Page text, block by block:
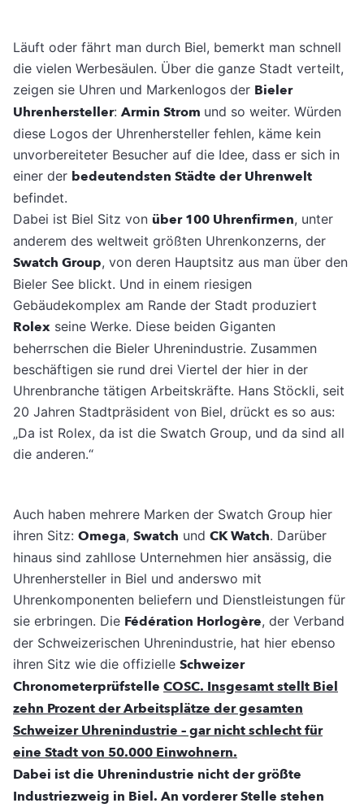
Läuft oder fährt man durch Biel, bemerkt man schnell
die vielen Werbesäulen. Über die ganze Stadt verteilt,
zeigen sie Uhren und Markenlogos der Bieler
Uhrenhersteller: Armin Strom und so weiter. Würden
diese Logos der Uhrenhersteller fehlen, käme kein
unvorbereiteter Besucher auf die Idee, dass er sich in
einer der bedeutendsten Städte der Uhrenwelt
befindet.
Dabei ist Biel Sitz von über 100 Uhrenfirmen, unter
anderem des weltweit größten Uhrenkonzerns, der
Swatch Group, von deren Hauptsitz aus man über den
Bieler See blickt. Und in einem riesigen
Gebäudekomplex am Rande der Stadt produziert
Rolex seine Werke. Diese beiden Giganten
beherrschen die Bieler Uhrenindustrie. Zusammen
beschäftigen sie rund drei Viertel der hier in der
Uhrenbranche tätigen Arbeitskräfte. Hans Stöckli, seit
20 Jahren Stadtpräsident von Biel, drückt es so aus:
„Da ist Rolex, da ist die Swatch Group, und da sind all
die anderen.“
Auch haben mehrere Marken der Swatch Group hier
ihren Sitz: Omega, Swatch und CK Watch. Darüber
hinaus sind zahllose Unternehmen hier ansässig, die
Uhrenhersteller in Biel und anderswo mit
Uhrenkomponenten beliefern und Dienstleistungen für
sie erbringen. Die Fédération Horlogère, der Verband
der Schweizerischen Uhrenindustrie, hat hier ebenso
ihren Sitz wie die offizielle Schweizer
Chronometerprüfstelle COSC. Insgesamt stellt Biel
zehn Prozent der Arbeitsplätze der gesamten
Schweizer Uhrenindustrie – gar nicht schlecht für
eine Stadt von 50.000 Einwohnern.
Dabei ist die Uhrenindustrie nicht der größte
Industriezweig in Biel. An vorderer Stelle stehen